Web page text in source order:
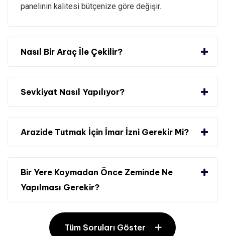
panelinin kalitesi bütçenize göre değişir.
Nasıl Bir Araç İle Çekilir?
Sevkiyat Nasıl Yapılıyor?
Arazide Tutmak İçin İmar İzni Gerekir Mi?
Bir Yere Koymadan Önce Zeminde Ne
Yapılması Gerekir?
Tüm Soruları Göster